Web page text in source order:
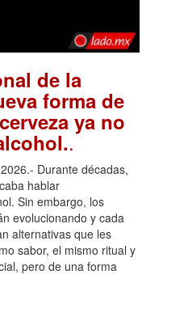
de la
forma de
ya no
.
Durante décadas,
hablar
Sin embargo, los
evolucionando y cada
alternativas que les
sabor, el mismo ritual y
pero de una forma